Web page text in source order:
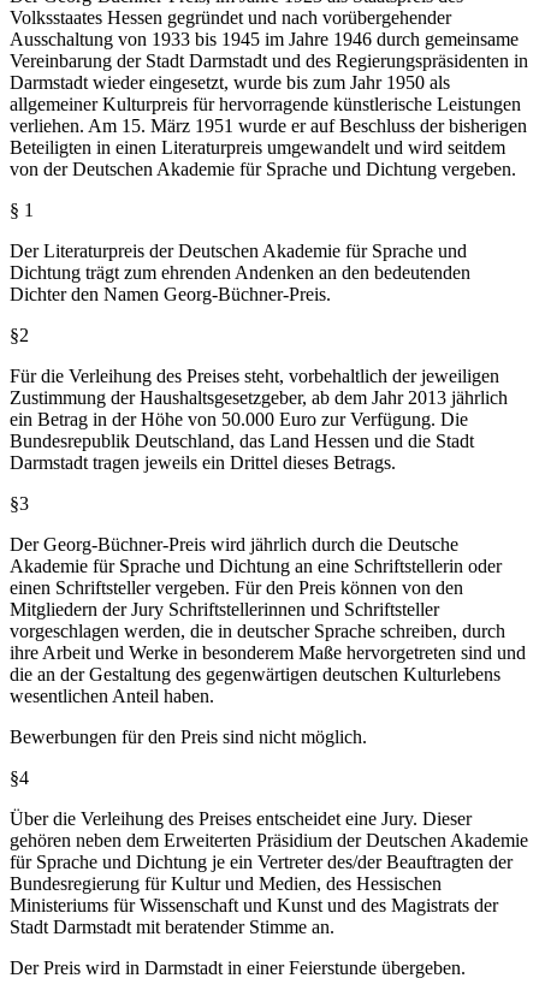
Volksstaates Hessen gegründet und nach vorübergehender
Ausschaltung von 1933 bis 1945 im Jahre 1946 durch gemeinsame
Vereinbarung der Stadt Darmstadt und des Regierungspräsidenten in
Darmstadt wieder eingesetzt, wurde bis zum Jahr 1950 als
allgemeiner Kulturpreis für hervorragende künstlerische Leistungen
verliehen. Am 15. März 1951 wurde er auf Beschluss der bisherigen
Beteiligten in einen Literaturpreis umgewandelt und wird seitdem
von der Deutschen Akademie für Sprache und Dichtung vergeben.
§ 1
Der Literaturpreis der Deutschen Akademie für Sprache und
Dichtung trägt zum ehrenden Andenken an den bedeutenden
Dichter den Namen Georg-Büchner-Preis.
§2
Für die Verleihung des Preises steht, vorbehaltlich der jeweiligen
Zustimmung der Haushaltsgesetzgeber, ab dem Jahr 2013 jährlich
ein Betrag in der Höhe von 50.000 Euro zur Verfügung. Die
Bundesrepublik Deutschland, das Land Hessen und die Stadt
Darmstadt tragen jeweils ein Drittel dieses Betrags.
§3
Der Georg-Büchner-Preis wird jährlich durch die Deutsche
Akademie für Sprache und Dichtung an eine Schriftstellerin oder
einen Schriftsteller vergeben. Für den Preis können von den
Mitgliedern der Jury Schriftstellerinnen und Schriftsteller
vorgeschlagen werden, die in deutscher Sprache schreiben, durch
ihre Arbeit und Werke in besonderem Maße hervorgetreten sind und
die an der Gestaltung des gegenwärtigen deutschen Kulturlebens
wesentlichen Anteil haben.
Bewerbungen für den Preis sind nicht möglich.
§4
Über die Verleihung des Preises entscheidet eine Jury. Dieser
gehören neben dem Erweiterten Präsidium der Deutschen Akademie
für Sprache und Dichtung je ein Vertreter des/der Beauftragten der
Bundesregierung für Kultur und Medien, des Hessischen
Ministeriums für Wissenschaft und Kunst und des Magistrats der
Stadt Darmstadt mit beratender Stimme an.
Der Preis wird in Darmstadt in einer Feierstunde übergeben.